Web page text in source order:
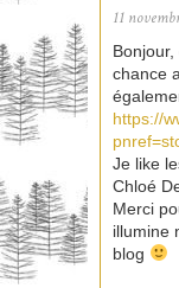
11
chance
https://
Je like
Chloé
Merci
illumine
blog